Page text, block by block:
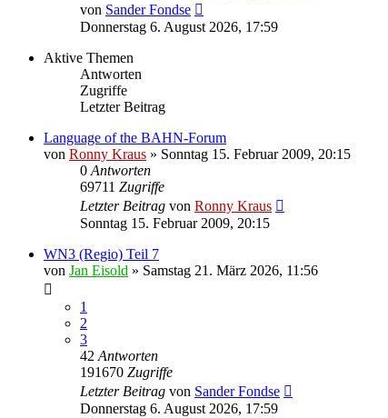
von Sander Fondse
Beitrag
Donnerstag 6. August 2026, 17:59
Aktive Themen
Antworten
Zugriffe
Letzter Beitrag
Language of the BAHN-Forum
von Ronny Kraus » Sonntag 15. Februar 2009, 20:15
0 Antworten
69711 Zugriffe
Letzter Beitrag von Ronny Kraus
Sonntag 15. Februar 2009, 20:15
WN3 (Regio) Teil 7
von Jan Eisold » Samstag 21. März 2026, 11:56
1
2
3
42 Antworten
191670 Zugriffe
Letzter Beitrag von Sander Fondse
Donnerstag 6. August 2026, 17:59